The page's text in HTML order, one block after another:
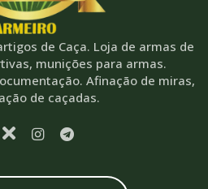
de Caça. Loja de armas de
munições para armas.
Afinação de miras,
de caçadas.